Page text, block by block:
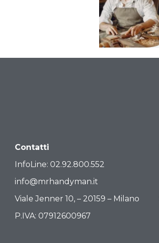
Contatti
InfoLine: 02.92.800.552
info@mrhandyman.it
Viale Jenner 10, – 20159 – Milano
P.IVA: 07912600967